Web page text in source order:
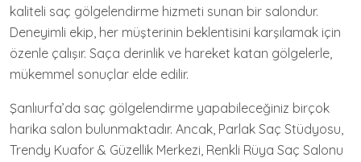
kaliteli saç gölgelendirme hizmeti sunan bir salondur.
Deneyimli ekip, her müşterinin beklentisini karşılamak için
özenle çalışır. Saça derinlik ve hareket katan gölgelerle,
mükemmel sonuçlar elde edilir.
Şanlıurfa’da saç gölgelendirme yapabileceğiniz birçok
harika salon bulunmaktadır. Ancak, Parlak Saç Stüdyosu,
Trendy Kuafor & Güzellik Merkezi, Renkli Rüya Saç Salonu